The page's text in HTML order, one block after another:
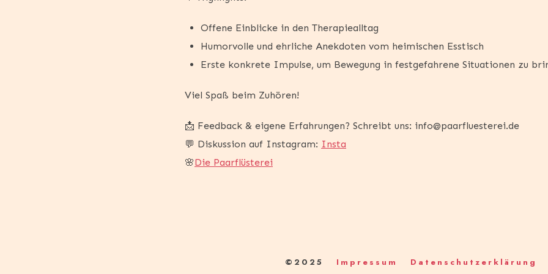
Offene Einblicke in den Therapiealltag
Humorvolle und ehrliche Anekdoten vom heimischen Esstisch
Erste konkrete Impulse, um Bewegung in festgefahrene Situationen zu
Viel Spaß beim Zuhören!
📩 Feedback & eigene Erfahrungen? Schreibt uns: info@paarfluesterei.de
💬 Diskussion auf Instagram: Insta
🌸Die Paarflüsterei
©2025 Impressum Datenschutzerklärung